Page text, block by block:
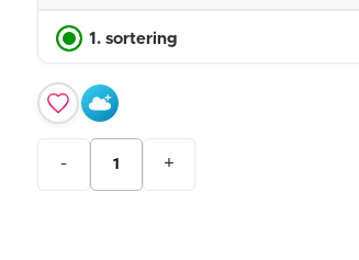
1. sortering
- +